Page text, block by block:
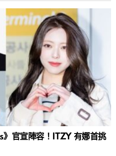
官宣陣容！ITZY 有娜首挑